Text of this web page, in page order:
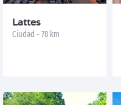
Lattes
Ciudad - 78 km